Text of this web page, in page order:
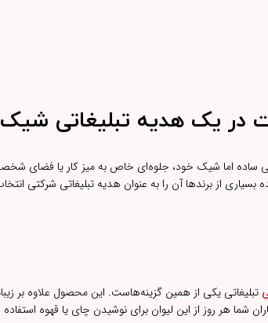
در یک هدیه تبلیغاتی شیک
ساده اما شیک خود، جلوه‌ای خاص به میز کار یا فضای
از برندها آن را به عنوان هدیه تبلیغاتی شرکتی
تبلیغاتی یکی از همین گزینه‌هاست. این محصول علاوه بر
شما هر روز از این لیوان برای نوشیدن چای یا قهوه استفاده